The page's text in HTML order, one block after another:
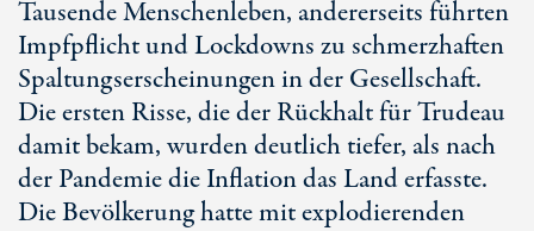
Tausende Menschenleben, andererseits führten
Impfpflicht und Lockdowns zu schmerzhaften
Spaltungserscheinungen in der Gesellschaft.
Die ersten Risse, die der Rückhalt für Trudeau
damit bekam, wurden deutlich tiefer, als nach
der Pandemie die Inflation das Land erfasste.
Die Bevölkerung hatte mit explodierenden